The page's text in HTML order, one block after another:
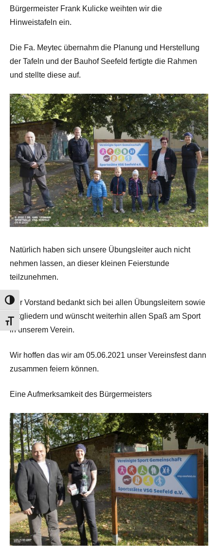
Umschalten auf hohe Kontraste
Schrift vergrößern
Bürgermeister Frank Kulicke weihten wir die
Hinweistafeln ein.
Die Fa. Meytec übernahm die Planung und Herstellung
der Tafeln und der Bauhof Seefeld fertigte die Rahmen
und stellte diese auf.
Natürlich haben sich unsere Übungsleiter auch nicht
nehmen lassen, an dieser kleinen Feierstunde
teilzunehmen.
Der Vorstand bedankt sich bei allen Übungsleitern sowie
Mitgliedern und wünscht weiterhin allen Spaß am Sport
in unserem Verein.
Wir hoffen das wir am 05.06.2021 unser Vereinsfest dann
zusammen feiern können.
Eine Aufmerksamkeit des Bürgermeisters